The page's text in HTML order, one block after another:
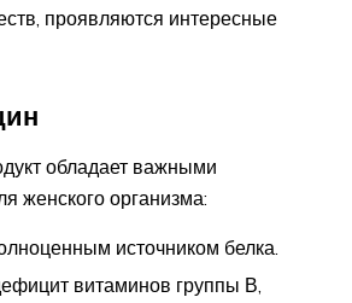
проявляются интересные
обладает важными
женского организма:
источником белка.
витаминов группы В,